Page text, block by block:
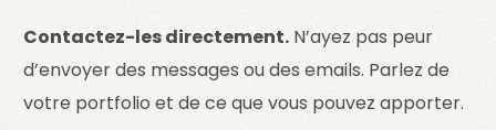
Contactez-les directement. N’ayez pas peur
d’envoyer des messages ou des emails. Parlez de
votre portfolio et de ce que vous pouvez apporter.